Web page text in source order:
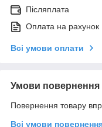
Післяплата
Оплата на рахунок
Всі умови оплати
Умови повернення
Повернення товару
Всі умови